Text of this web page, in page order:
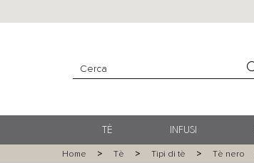
TÈ INFUSI
Home Tè Tipi di tè Tè nero